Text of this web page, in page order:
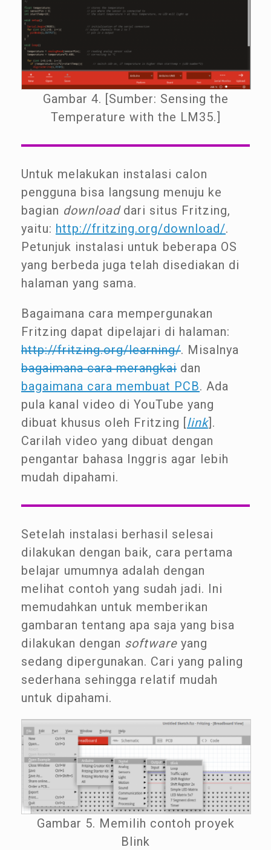
Gambar 4. [Sumber: Sensing the
Temperature with the LM35.]
Untuk melakukan instalasi calon
pengguna bisa langsung menuju ke
bagian downloaddari situs Fritzing,
yaitu: http://fritzing.org/download/.
Petunjuk instalasi untuk beberapa OS
yang berbeda juga telah disediakan di
halaman yang sama.
Bagaimana cara mempergunakan
Fritzing dapat dipelajari di halaman:
http://fritzing.org/learning/. Misalnya
bagaimana cara merangkai dan
bagaimana cara membuat PCB. Ada
pula kanal video di YouTube yang
dibuat khusus oleh Fritzing [ link].
Carilah video yang dibuat dengan
pengantar bahasa Inggris agar lebih
mudah dipahami.
Setelah instalasi berhasil selesai
dilakukan dengan baik, cara pertama
belajar umumnya adalah dengan
melihat contoh yang sudah jadi. Ini
memudahkan untuk memberikan
gambaran tentang apa saja yang bisa
dilakukan dengan software yang
sedang dipergunakan. Cari yang paling
sederhana sehingga relatif mudah
untuk dipahami.
Gambar 5. Memilih contoh proyek
Blink